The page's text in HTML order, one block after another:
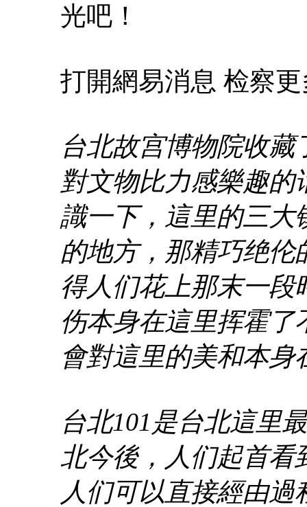
光吧！
打開網易消息 检察
台北故宫博物院收
對文物比力感樂趣
識一下，這里的三大
的地方，那精巧绝伦
得人们花上那末一段
伤本身在這里挥霍了
會對這里的美和本
台北101是台北這里
北今後，人们起首看
人们可以直接經由